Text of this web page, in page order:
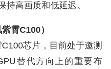
持高画质和低延迟。
霄C100）
芯片，目前处于邀测
替代方向上的重要布